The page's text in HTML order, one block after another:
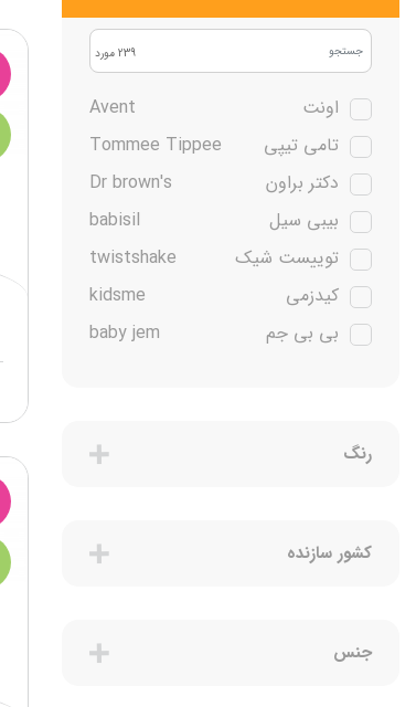
239 مورد
اونت
Avent
تامی تیپی
Tommee Tippee
دکتر براون
Dr brown's
بیبی سیل
babisil
توییست شیک
twistshake
کیدزمی
kidsme
بی بی جم
baby jem
Nuby
فرش
Frosch
uni baby
رنگ
کشور سازنده
جنس